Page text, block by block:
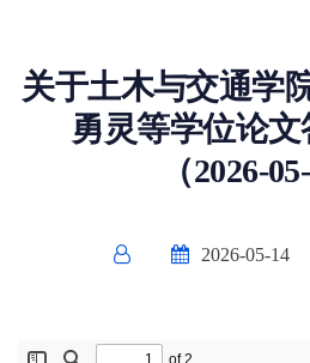
关于土木与交通学
勇灵等学位论
（2026-
2026-05-14